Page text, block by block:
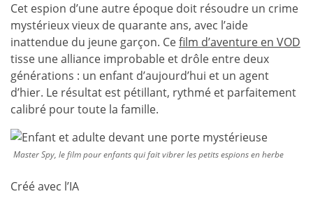
Cet espion d’une autre époque doit résoudre un crime
mystérieux vieux de quarante ans, avec l’aide
inattendue du jeune garçon. Cefilm d’aventure en VOD
tisse une alliance improbable et drôle entre deux
générations : un enfant d’aujourd’hui et un agent
d’hier. Le résultat est pétillant, rythmé et parfaitement
calibré pour toute la famille.
Master Spy, le film pour enfants qui fait vibrer les petits espions en herbe
Créé avec l’IA